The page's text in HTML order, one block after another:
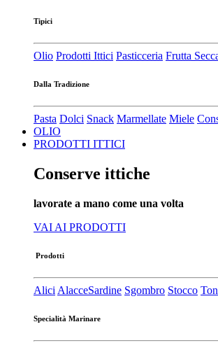
Tipici
Olio Prodotti Ittici Pasticceria Frutta
Dalla Tradizione
Pasta Dolci Snack Marmellate Miele
OLIO
PRODOTTI ITTICI
Conserve ittiche
lavorate a mano come una volta
VAI AI PRODOTTI
Prodotti
Alici AlacceSardine Sgombro Stocco
Specialità Marinare